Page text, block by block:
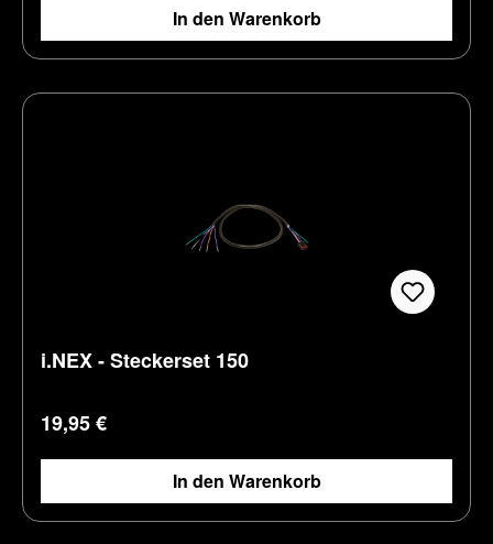
In den Warenkorb
i.NEX - Steckerset 150
Regulärer Preis:
19,95 €
In den Warenkorb